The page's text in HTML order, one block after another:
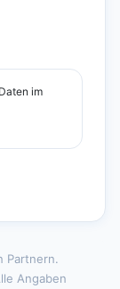
Partnern.
Angaben